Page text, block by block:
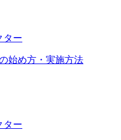
ター
始め方・実施方法​
ター